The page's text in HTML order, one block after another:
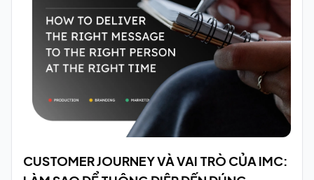
CUSTOMER JOURNEY VÀ VAI TRÒ CỦA IMC: